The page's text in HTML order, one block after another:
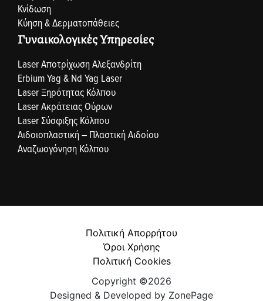
Κνίδωση
Κύηση & Δερματοπάθειες
Γυναικολογικές Υπηρεσίες
Laser Αποτρίχωση Αλεξανδρίτη
Erbium Yag & Nd Yag Laser
Laser Ξηρότητας Κόλπου
Laser Ακράτειας Ούρων
Laser Σύσφιξης Κόλπου
Αιδοιοπλαστική – Πλαστική Αιδοίου
Αναζωογόνηση Κόλπου
Copyright ©2026
Designed & Developed by ZonePage
Πολιτική Απορρήτου
Όροι Χρήσης
Πολιτική Cookies